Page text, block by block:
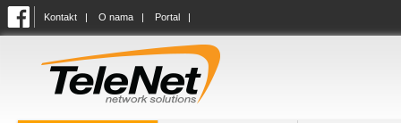
Kontakt | O nama | Portal |